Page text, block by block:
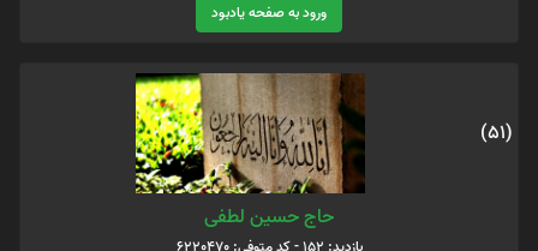
ورود به صفحه یادبود
(51)
حاج حسین لطفی